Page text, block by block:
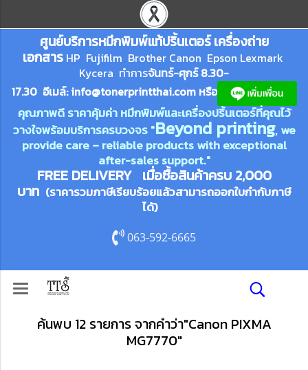
ศูนย์บริการหมึกพิมพ์แท้ปริ้นเตอร์ เครื่องถ่าย
เอกสาร HP Fujifilm Brother Canon Epson Lexmark
Kycera ทำการจันทร์-ศุกร์ 8.30-
17.30 อีเมล์:info@tonerprintthai.com หรือ
คุณภาพดี ราคาคุ้มค่า หมึกพิมพ์และเครื่องปริ้นเตอร์ที่คุณไว้
วางใจพร้อมบริการครบวงจร "Beyond printing, we
provide care – reliable products with exceptional
after-sales support."
FREE DELIVERY เมื่อซื้อสินค้าครบ 2,000
บาท (ราคารวมภาษีเรียบร้อยแล้วสามารถออกใบกำกับภาษี
ได้)
063-592-6665
ค้นพบ 12 รายการ จากคำว่า"Canon PIXMA
MG7770"